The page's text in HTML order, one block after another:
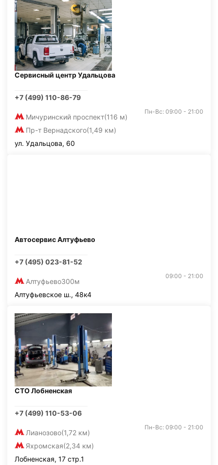
Сервисный центр Удальцова
+7 (499) 110-86-79
Мичуринский проспект(116 м)
Пр-т Вернадского(1,49 км)
Пн-Вс: 09:00 - 21:00
ул. Удальцова, 60
Автосервис Алтуфьево
+7 (495) 023-81-52
Алтуфьево300м
09:00 - 21:00
Алтуфьевское ш., 48к4
СТО Лобненская
+7 (499) 110-53-06
Лианозово(1,72 км)
Яхромская(2,34 км)
Пн-Вс: 09:00 - 21:00
Лобненская, 17 стр.1